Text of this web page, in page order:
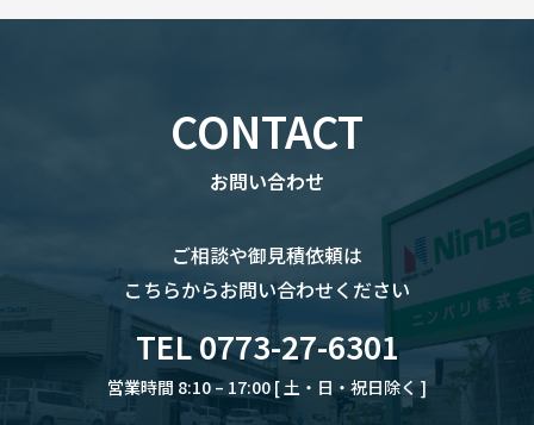
CONTACT
お問い合わせ
ご相談や御見積依頼は
こちらからお問い合わせください
TEL 0773-27-6301
営業時間 8:10 – 17:00 [ 土・日・祝日除く ]